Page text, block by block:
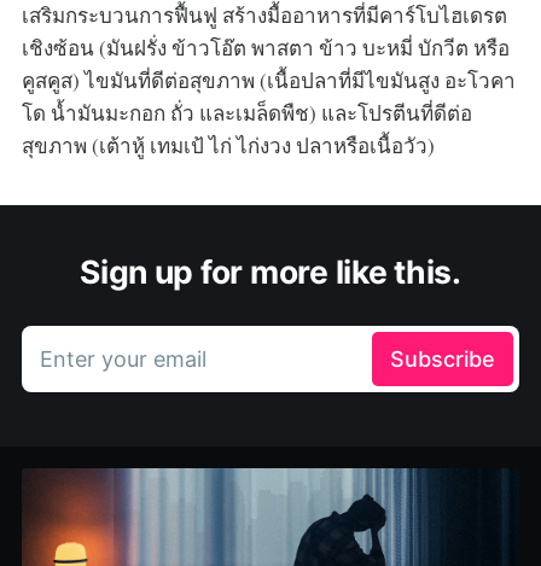
เสริมกระบวนการฟื้นฟู สร้างมื้ออาหารที่มีคาร์โบไฮเดรต
เชิงซ้อน (มันฝรั่ง ข้าวโอ๊ต พาสตา ข้าว บะหมี่ บักวีต หรือ
คูสคูส) ไขมันที่ดีต่อสุขภาพ (เนื้อปลาที่มีไขมันสูง อะโวคา
โด น้ำมันมะกอก ถั่ว และเมล็ดพืช) และโปรตีนที่ดีต่อ
สุขภาพ (เต้าหู้ เทมเป้ ไก่ ไก่งวง ปลาหรือเนื้อวัว)
Sign up for more like this.
Enter your email Subscribe